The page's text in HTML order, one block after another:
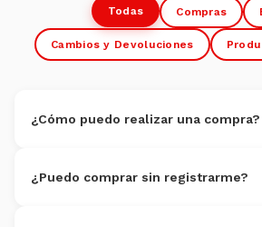
Todas Compras
Cambios y Devoluciones
¿Cómo puedo realizar una compra?
Navegate por nuestro
¿Puedo comprar sin registrarme?